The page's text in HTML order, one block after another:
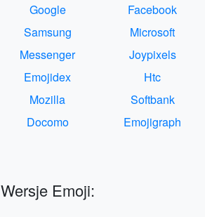
Google
Facebook
Samsung
Microsoft
Messenger
Joypixels
Emojidex
Htc
Mozilla
Softbank
Docomo
Emojigraph
Wersje Emoji: